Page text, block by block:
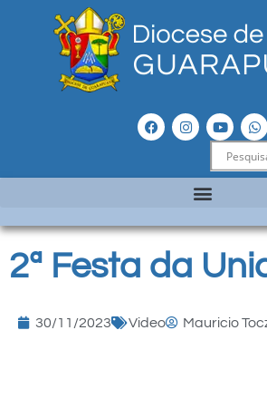
2ª Festa da
30/11/2023 Video Mauricio